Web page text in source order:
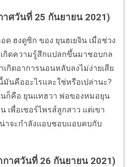
าศวันที่ 25 กันยายน 2021)
ด ฮงดูซิก ของ ยุนฮเยจิน เมื่อช่วง
กิดความรู้สึกแปลกขึ้นมาชอบกล
กิดอาการนอนหลับลงไม่ง่ายเสีย
มันคืออะไรและใช่หรือเปล่านะ?
ก็คือ ยุนแทฮวา พ่อของหมอยุน
เพื่อเซอร์ไพรส์ลูกสาว แต่เขา
าจะกำลังแอบชอบแอบคบกับ
กาศวันที่ 26 กันยายน 2021)